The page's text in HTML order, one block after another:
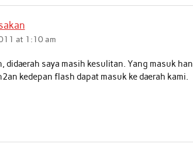
at 1:10 am
didaerah saya masih kesulitan. Yang masuk
kedepan flash dapat masuk ke daerah kami.